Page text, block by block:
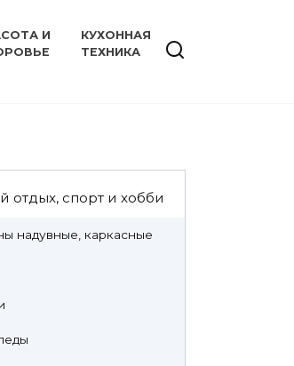
И
КУХОННАЯ
ТЕХНИКА
отдых, спорт и хобби
надувные, каркасные